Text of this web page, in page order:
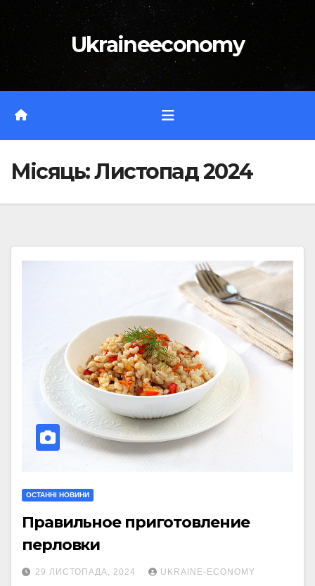
Перейти
Ukraineeconomy
Місяць:Листопад 2024
ОСТАННІ НОВИНИ
Правильное приготовление
перловки
29 ЛИСТОПАДА, 2024 UKRAINE-ECONOMY